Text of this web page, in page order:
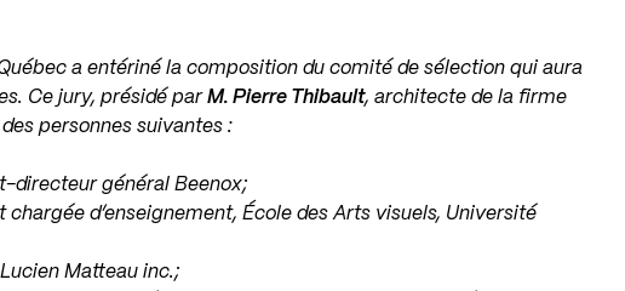
a entériné la composition du comité de sélection qui aura
Ce jury, présidé parM. Pierre Thibault, architecte de la firme
personnes suivantes :
directeur général Beenox;
chargée d’enseignement, École des Arts visuels, Université
Matteau inc.;